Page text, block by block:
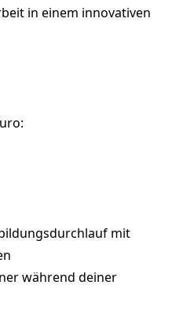
in einem innovativen
mit
während deiner